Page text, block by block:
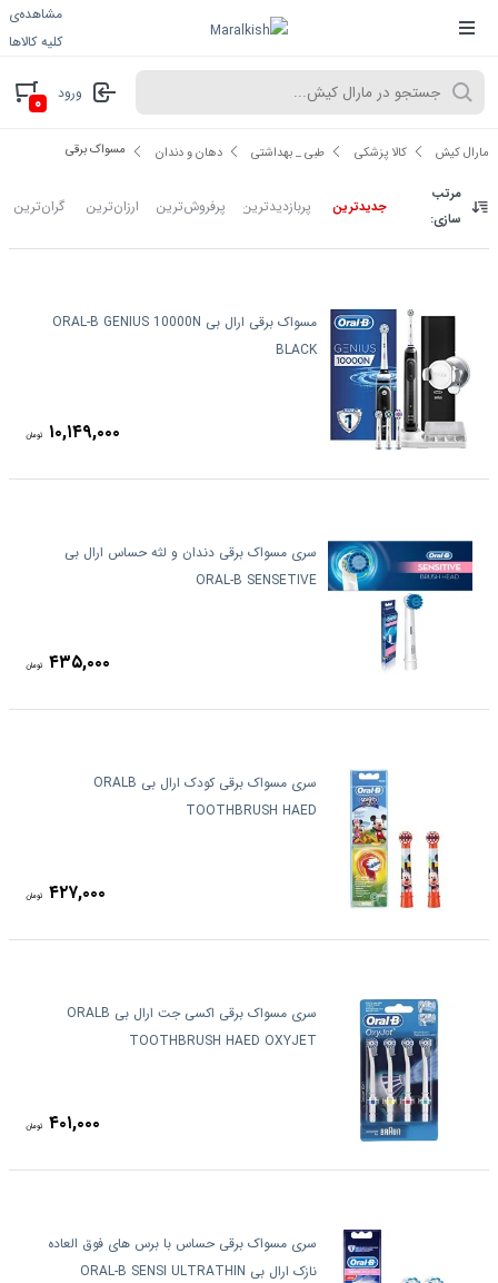
مشاهده‌ی
کلیه کالاها
ورود ۰
مارال کیش کالا پزشکی طبی _ بهداشتی دهان و دندان مسواک برقی
مرتب
سازی:
جدیدترین پربازدیدترین پرفروش‌ترین ارزان‌ترین گران‌ترین
مسواک برقی ارال بی ORAL-B GENIUS 10000N
BLACK
۱۰,۱۴۹,۰۰۰ تومان
سری مسواک برقی دندان و لثه حساس ارال بی
ORAL-B SENSETIVE
۴۳۵,۰۰۰ تومان
سری مسواک برقی کودک ارال بی ORALB
TOOTHBRUSH HAED
۴۲۷,۰۰۰ تومان
سری مسواک برقی اکسی جت ارال بی ORALB
TOOTHBRUSH HAED OXYJET
۴۰۱,۰۰۰ تومان
سری مسواک برقی حساس با برس های فوق العاده
نازک ارال بی ORAL-B SENSI ULTRATHIN